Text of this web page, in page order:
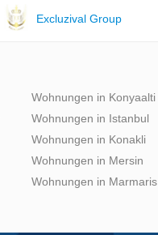
Excluzival Group
Wohnungen in Konyaalti
Wohnungen in Istanbul
Wohnungen in Konakli
Wohnungen in Mersin
Wohnungen in Marmaris